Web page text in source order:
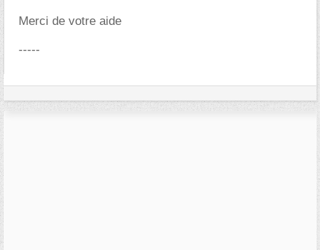
Merci de votre aide
-----